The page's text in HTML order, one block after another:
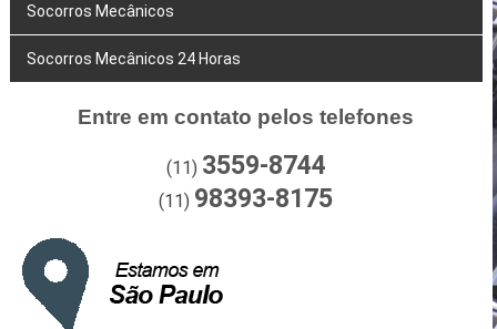
Socorros Mecânicos
Socorros Mecânicos 24 Horas
Entre em contato pelos telefones
(11) 3559-8744
(11) 98393-8175